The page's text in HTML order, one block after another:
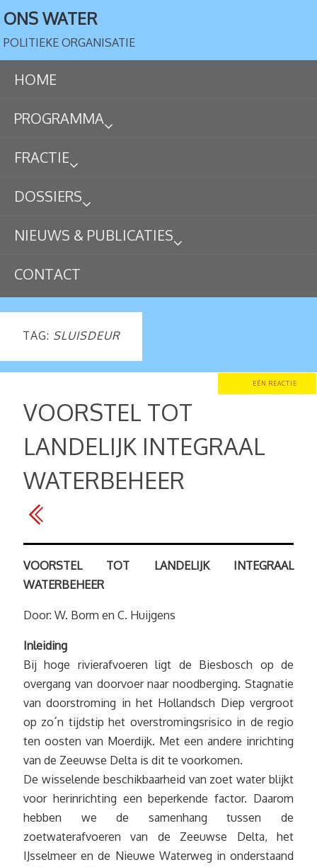
ONS WATER
POLITIEKE ORGANISATIE
HOME
PROGRAMMA
FRACTIE
DOSSIERS
NIEUWS & PUBLICATIES
CONTACT
TAG: SLUISDEUR
EÉN REACTIE
VOORSTEL TOT
LANDELIJK INTEGRAAL
WATERBEHEER
VOORSTEL TOT LANDELIJK INTEGRAAL
WATERBEHEER
Door: W. Borm en C. Huijgens
Inleiding
Bij hoge rivierafvoeren ligt de Biesbosch op de
overgang van doorvoer naar noodberging. Stagnatie
van doorstroming in het Hollandsch Diep vergroot
op zo´n tijdstip het overstromingsrisico in de regio
ten oosten van Moerdijk. Met een andere inrichting
van de Zeeuwse Delta is dit te voorkomen.
De wisselende beschikbaarheid van zoet water blijkt
voor herinrichting een beperkende factor. Daarom
hebben we de samenhang tussen de
zoetwaterafvoeren van de Zeeuwse Delta, het
IJsselmeer en de Nieuwe Waterweg in onderstaand